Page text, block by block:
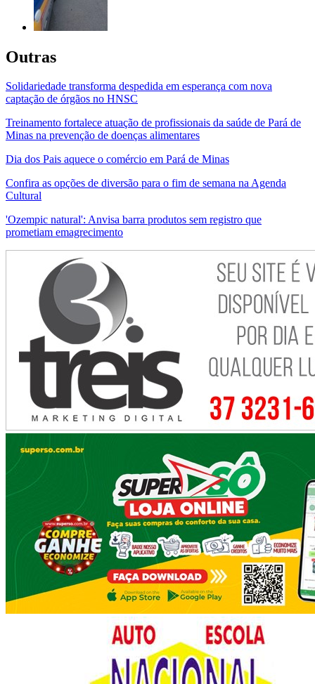
Outras
Solidariedade transforma despedida em esperança com nova
captação de órgãos no HNSC
Treinamento fortalece atuação de profissionais da saúde de Pará de
Minas na prevenção de doenças alimentares
Dia dos Pais aquece o comércio em Pará de Minas
Confira as opções de diversão para o fim de semana na Agenda
Cultural
'Ozempic natural': Anvisa barra produtos sem registro que
prometiam emagrecimento